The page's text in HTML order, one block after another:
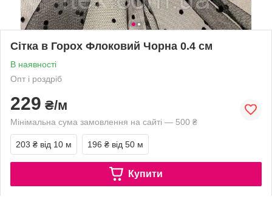
Сітка в Горох Флоковий Чорна 0.4 см
В наявності
Опт і роздріб
229 ₴/м
Мінімальна сума замовлення на сайті — 500 ₴
203 ₴ від 10 м 196 ₴ від 50 м
Купити